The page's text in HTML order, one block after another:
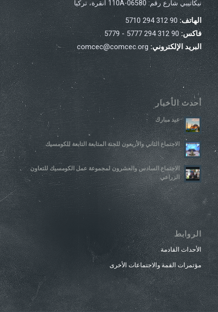
نيكاتيبي شارع رقم: 110A-06580 أنقرة، تركيا
الهاتف:90 312 294 5710
فاكس:90 312 294 5777 - 5779
البريد الإلكتروني: comcec@comcec.org
أحدث الأخبار
عيد مبارك
الاجتماع الثاني والأربعون للجنة المتابعة التابعة للكومسيك
الاجتماع السادس والعشرون لمجموعة عمل الكومسيك للتعاون
الزراعي
الروابط
الأحداث القادمة
مؤتمرات القمة والاجتماعات الأخرى